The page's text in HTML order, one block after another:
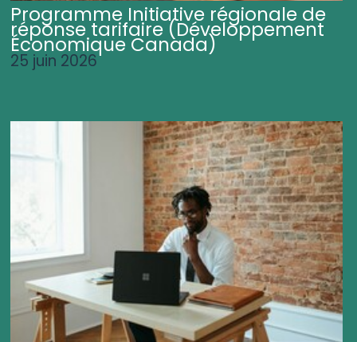
Programme Initiative régionale de
réponse tarifaire (Développement
Économique Canada)
25 juin 2026